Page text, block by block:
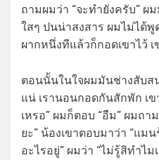
ถามผมว่า “จะทำยังครับ” ผ
ใสๆ ปนน่าสงสาร ผมไม่ได้
ผากหนึ่งทีแล้วก็กอดเขาไว้
ตอนนั้นในใจผมมันช่างสับ
แน่ เรานอนกอดกันสักพัก เ
เหรอ” ผมก็ตอบ “อืม” ผมถา
ยะ” น้องเขาตอบมาว่า “แม
อะไรอยู่” ผมว่า “ไม่รู้สิทำไ